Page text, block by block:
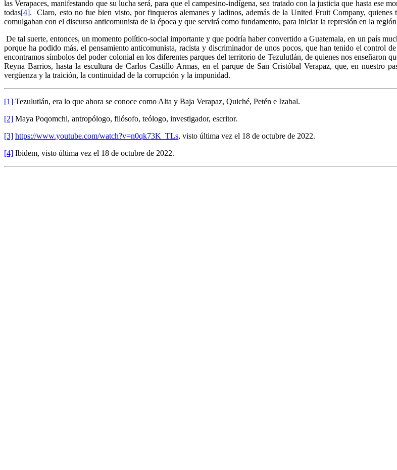
las Verapaces, manifestando que su lucha será, para que el campesino-indígena, sea tratado con la justicia que hasta ese
todas[4]. Claro, esto no fue bien visto, por finqueros alemanes y ladinos, además de la United Fruit Company,
comulgaban con el discurso anticomunista de la época y que servirá como fundamento, para iniciar la represión en la
De tal suerte, entonces, un momento político-social importante y que podría haber convertido a Guatemala, en un país
porque ha podido más, el pensamiento anticomunista, racista y discriminador de unos pocos, que han tenido el control
encontramos símbolos del poder colonial en los diferentes parques del territorio de Tezulutlán, de quienes nos enseñaron
Reyna Barrios, hasta la escultura de Carlos Castillo Armas, en el parque de San Cristóbal Verapaz, que, en nuestro
vergüenza y la traición, la continuidad de la corrupción y la impunidad.
[1] Tezulutlán, era lo que ahora se conoce como Alta y Baja Verapaz, Quiché, Petén e Izabal.
[2] Maya Poqomchi, antropólogo, filósofo, teólogo, investigador, escritor.
[3] https://www.youtube.com/watch?v=n0qk73K_TLs, visto última vez el 18 de octubre de 2022.
[4] Ibidem, visto última vez el 18 de octubre de 2022.